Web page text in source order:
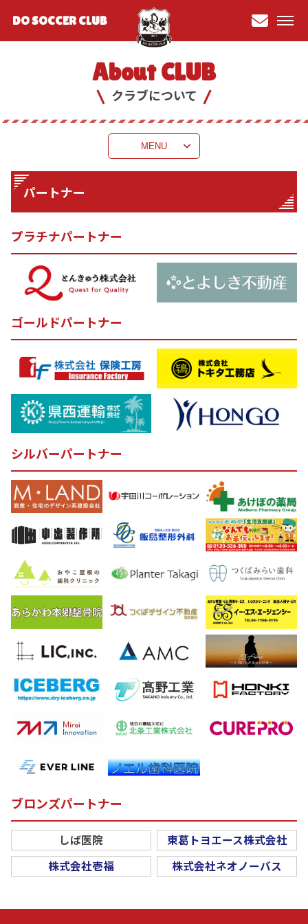
DO SOCCER CLUB
お問
About CLUB
クラブについて
MENU
パートナー
プラチナパートナー
ゴールドパートナー
シルバーパートナー
ブロンズパートナー
しば医院
東葛トヨエース株式会社
株式会社壱福
株式会社ネオノーバス